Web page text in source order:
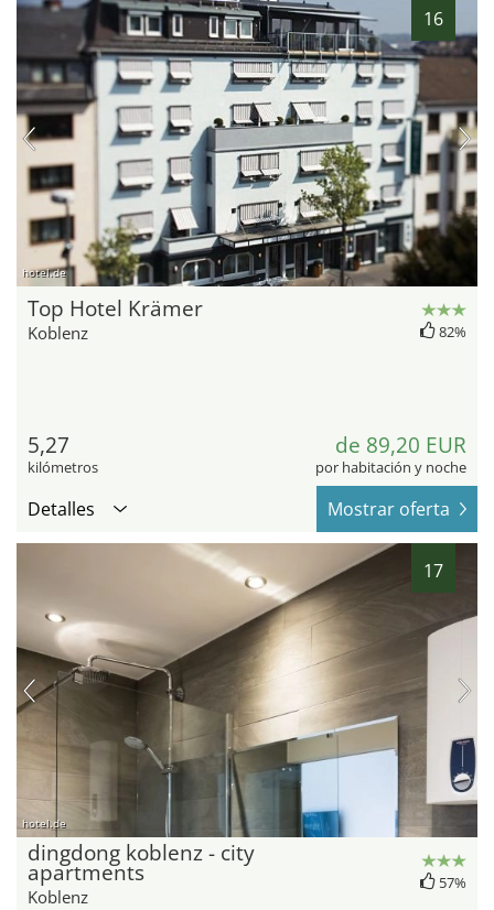
16
hotel.de
Top Hotel Krämer
Koblenz 82%
5,27
kilómetros
de 89,20 EUR
por habitación y noche
Detalles Mostrar oferta
17
hotel.de
dingdong koblenz - city
apartments
Koblenz
57%